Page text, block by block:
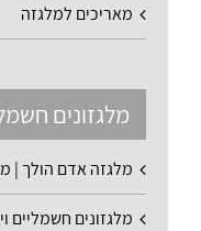
מאריכים למלגזה
מלגזונים
מלגזה אדם הולך |
מלגזונים חשמליים